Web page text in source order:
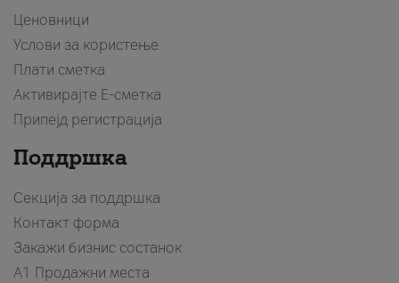
Ценовници
Услови за користење
Плати сметка
Активирајте Е-сметка
Припејд регистрација
Поддршка
Секција за поддршка
Контакт форма
Закажи бизнис состанок
A1 Продажни места